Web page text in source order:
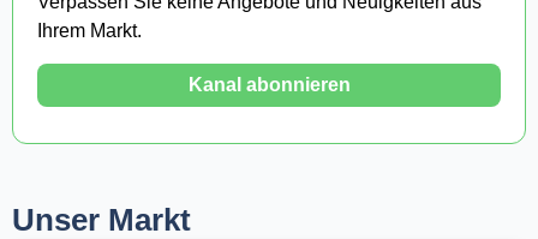
Ihrem Markt.
Kanal abonnieren
Unser Markt